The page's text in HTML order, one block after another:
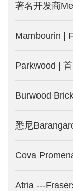
悉尼
Cova
Atria ---